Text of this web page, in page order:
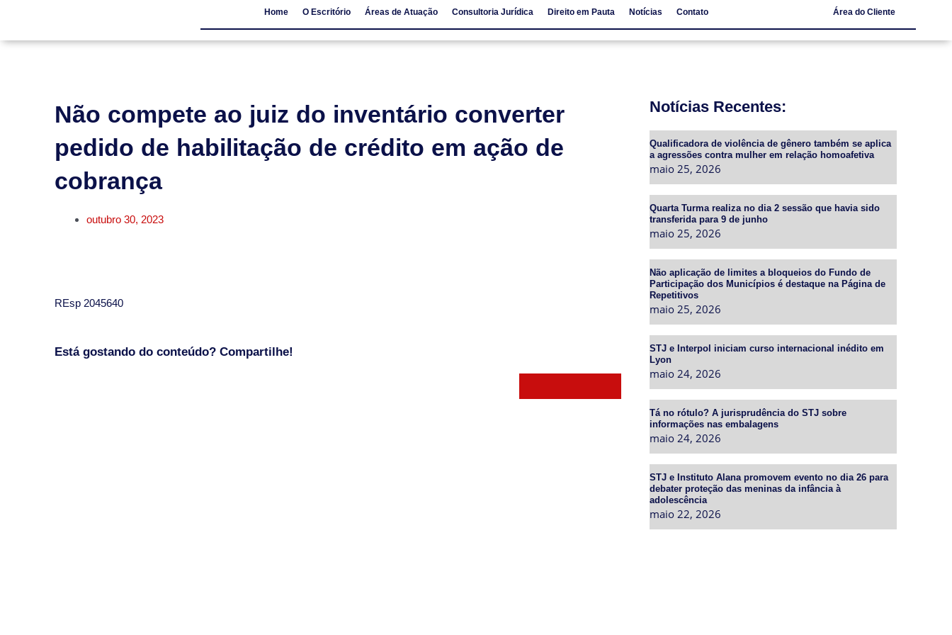
Home O Escritório Áreas de Atuação Consultoria Jurídica Direito em Pauta Notícias Contato Área do Cliente
Não compete ao juiz do inventário converter
pedido de habilitação de crédito em ação de
cobrança
outubro 30, 2023
​REsp 2045640
Está gostando do conteúdo? Compartilhe!
Notícias Recentes:
Qualificadora de violência de gênero também se aplica
a agressões contra mulher em relação homoafetiva
maio 25, 2026
Quarta Turma realiza no dia 2 sessão que havia sido
transferida para 9 de junho
maio 25, 2026
Não aplicação de limites a bloqueios do Fundo de
Participação dos Municípios é destaque na Página de
Repetitivos
maio 25, 2026
STJ e Interpol iniciam curso internacional inédito em
Lyon
maio 24, 2026
Tá no rótulo? A jurisprudência do STJ sobre
informações nas embalagens
maio 24, 2026
STJ e Instituto Alana promovem evento no dia 26 para
debater proteção das meninas da infância à
adolescência
maio 22, 2026